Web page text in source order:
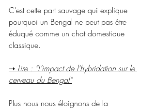
C’est cette part sauvage qui explique
pourquoi un Bengal ne peut pas être
éduqué comme un chat domestique
classique.
➝ Lire : “L’impact de l’hybridation sur le
cerveau du Bengal”
Plus nous nous éloignons de la